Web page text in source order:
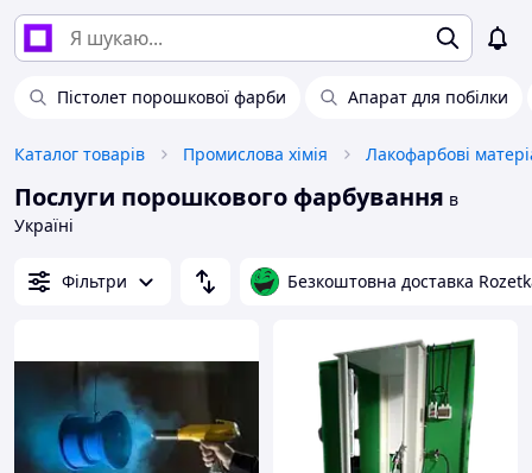
Пістолет порошкової фарби Апарат для побілки
Каталог товарів Промислова хімія Лакофарбові
Послуги порошкового фарбування в
Україні
Фільтри Безкоштовна доставка